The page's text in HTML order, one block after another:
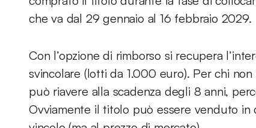
che va dal 29 gennaio al 16 febbraio 2029.
Con l’opzione di rimborso si recupera
svincolare (lotti da 1.000 euro). Per chi
può riavere alla scadenza degli 8 anni,
Ovviamente il titolo può essere venduto in